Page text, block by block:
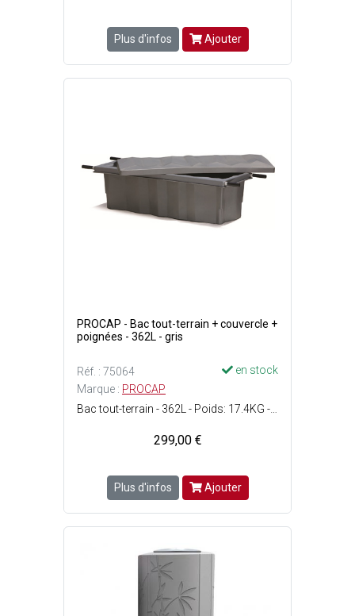
Plus d'infos Ajouter
PROCAP - Bac tout-terrain + couvercle +
poignées - 362L - gris
Réf. : 75064
en stock
Marque : PROCAP
299,00 €
Plus d'infos Ajouter